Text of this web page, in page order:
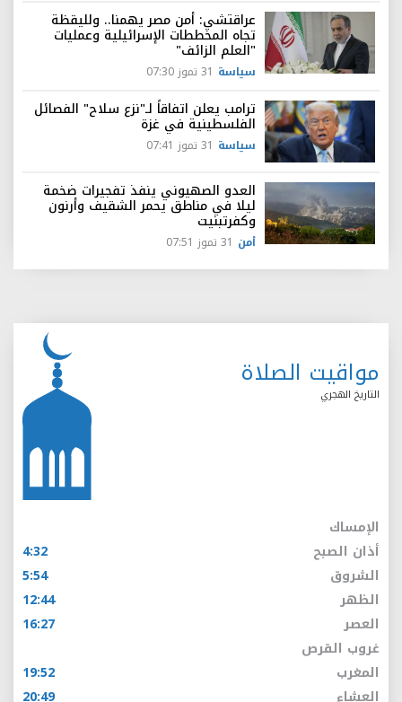
عراقتشي: أمن مصر يهمنا.. ولليقظة
تجاه المخططات الإسرائيلية وعمليات
"العلم الزائف"
سياسة 31 تموز 07:30
ترامب يعلن اتفاقاً لـ"نزع سلاح" الفصائل
الفلسطينية في غزة
سياسة 31 تموز 07:41
العدو الصهيوني ينفذ تفجيرات ضخمة
ليلا في مناطق يحمر الشقيف وأرنون
وكفرتبنيت
أمن 31 تموز 07:51
مواقيت الصلاة
التاريخ الهجري
الإمساك
أذان الصبح
4:32
الشروق
5:54
الظهر
12:44
العصر
16:27
غروب القرص
المغرب
19:52